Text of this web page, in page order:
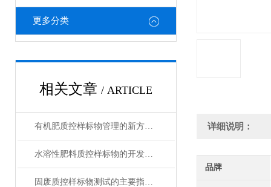
更多分类
相关文章 / ARTICLE
有机肥质控样标物管理的新方法与新思路
水溶性肥料质控样标物的开发与标准化分析
固废质控样标物测试的主要指标及其意义
详细说明：
品牌